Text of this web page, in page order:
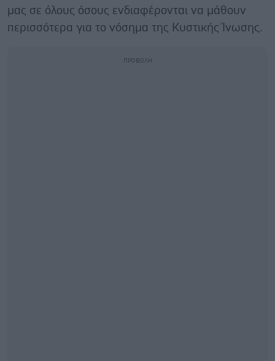
μας σε όλους όσους ενδιαφέρονται να μάθουν
περισσότερα για το νόσημα της Κυστικής Ίνωσης.